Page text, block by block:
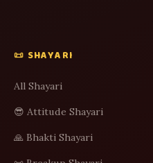
📜 SHAYARI
All Shayari
😎 Attitude Shayari
🙏 Bhakti Shayari